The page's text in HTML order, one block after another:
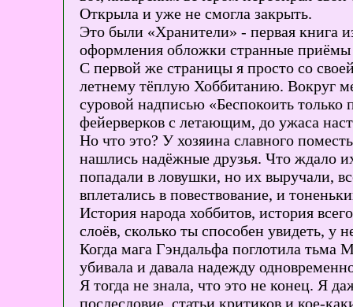
Открыла и уже не смогла закрыть.
Это были «Хранители» - первая книга
оформления обложки странные приёмы
С первой же страницы я просто со
летнему тёплую Хоббитанию. Вокруг
суровой надписью «Беспокоить только
фейерверков с летающим, до ужаса
Но что это? У хозяина славного
нашлись надёжные друзья. Что ждало
попадали в ловушки, но их выручали,
вплетались в повествование, и
История народа хоббитов, история
слоёв, сколько ты способен увидеть, у
Когда мага Гэндальфа поглотила тьма
убивала и давала надежду
Я тогда не знала, что это не конец. Я
послесловие, статьи критиков и кое-